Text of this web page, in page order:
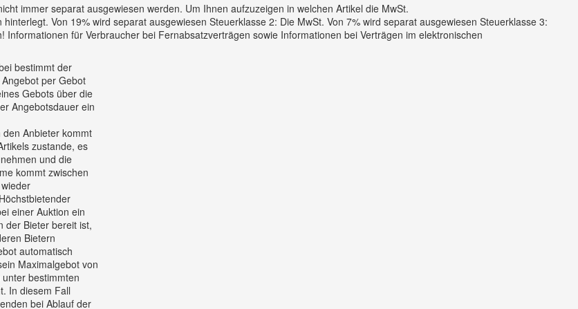
immer separat ausgewiesen werden. Um Ihnen aufzuzeigen in welchen Artikel die MwSt.
Von 19% wird separat ausgewiesen Steuerklasse 2: Die MwSt. Von 7% wird separat ausgewiesen Steuerklasse 3:
für Verbraucher bei Fernabsatzverträgen sowie Informationen bei Verträgen im elektronischen
bestimmt der
per Gebot
Gebots über die
Angebotsdauer ein
Anbieter kommt
zustande, es
und die
kommt zwischen
einer Auktion ein
der Bieter bereit ist,
Bietern
automatisch
Maximalgebot von
bestimmten
In diesem Fall
bei Ablauf der